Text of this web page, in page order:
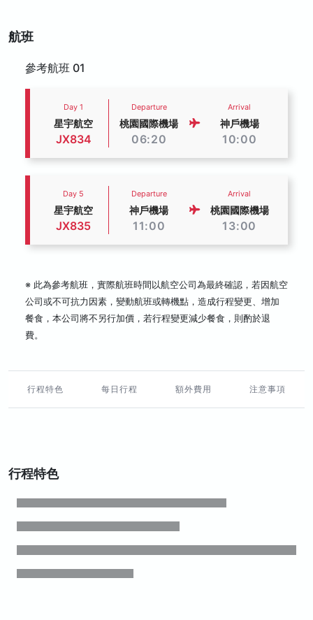
航班
參考航班 01
Day 1
星宇航空
JX834
Departure
桃園國際機場
06:20
Arrival
神戶機場
10:00
Day 5
星宇航空
JX835
Departure
神戶機場
11:00
Arrival
桃園國際機場
13:00
※ 此為參考航班，實際航班時間以航空公司為最終確認，若因航空
公司或不可抗力因素，變動航班或轉機點，造成行程變更、增加
餐食，本公司將不另行加價，若行程變更減少餐食，則酌於退
費。
行程特色 每日行程 額外費用 注意事項
行程特色